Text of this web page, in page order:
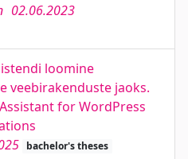
02.06.2023
loomine
veebirakenduste jaoks.
for WordPress
bachelor's theses